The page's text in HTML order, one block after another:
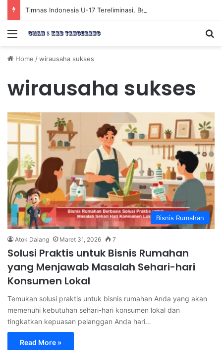
Menu
Home /wirausaha sukses
wirausaha sukses
Bisnis Rumahan
Atok Dalang Maret 31, 2026 7
Solusi Praktis untuk Bisnis Rumahan
yang Menjawab Masalah Sehari-hari
Konsumen Lokal
Temukan solusi praktis untuk bisnis rumahan Anda yang akan
memenuhi kebutuhan sehari-hari konsumen lokal dan
tingkatkan kepuasan pelanggan Anda hari…
Read More »